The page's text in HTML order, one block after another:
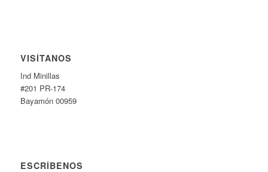
VISÍTANOS
Ind Minillas
#201 PR-174
Bayamón 00959
ESCRÍBENOS